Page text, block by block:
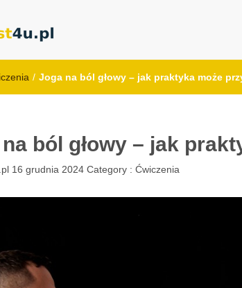
/ Joga na ból głowy – jak praktyka może
ból głowy – jak
16 grudnia 2024 Category : Ćwiczenia